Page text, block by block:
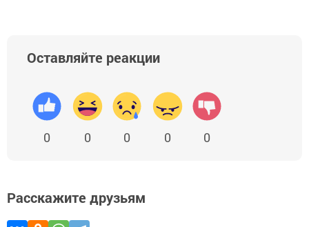
Оставляйте реакции
0 0 0 0 0
Расскажите друзьям